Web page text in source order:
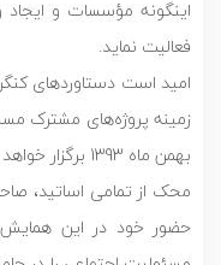
اینگونه مؤسسات و
فعالیت نماید.
امید است دستاوردهای
زمینه پروژه‌های مشترک
بهمن ماه 1393 برگزار خواهد شد مورد بررسی و ارزیابی قرار گیرد.
محک از تمامی اساتید،
حضور خود در این